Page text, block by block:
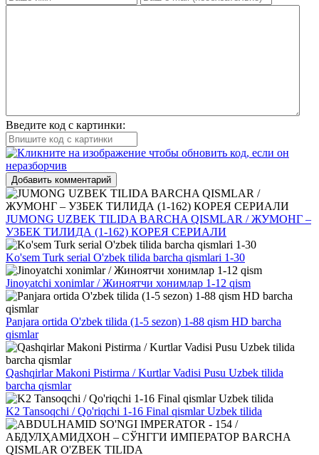
Введите код с картинки:
Добавить комментарий
JUMONG UZBEK TILIDA BARCHA QISMLAR / ЖУМОНГ –
УЗБЕК ТИЛИДА (1-162) КОРЕЯ СЕРИАЛИ
Ko'sem Turk serial O'zbek tilida barcha qismlari 1-30
Jinoyatchi xonimlar / Жиноятчи хонимлар 1-12 qism
Panjara ortida O'zbek tilida (1-5 sezon) 1-88 qism HD barcha
qismlar
Qashqirlar Makoni Pistirma / Kurtlar Vadisi Pusu Uzbek tilida
barcha qismlar
K2 Tansoqchi / Qo'riqchi 1-16 Final qismlar Uzbek tilida